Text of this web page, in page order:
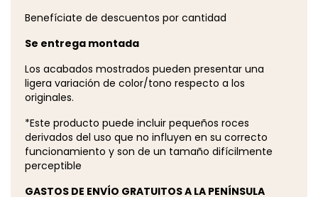
Benefíciate de descuentos por cantidad
Se entrega montada
Los acabados mostrados pueden presentar una
ligera variación de color/tono respecto a los
originales.
*Este producto puede incluir pequeños roces
derivados del uso que no influyen en su correcto
funcionamiento y son de un tamaño difícilmente
perceptible
GASTOS DE ENVÍO GRATUITOS A LA PENÍNSULA